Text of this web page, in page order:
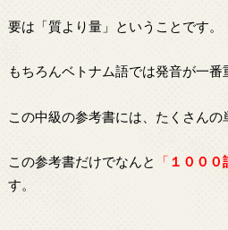
要は「質より量」ということです。
もちろんベトナム語では発音が一番
この中級の参考書には、たくさんの
この参考書だけでなんと 「 １０００
す。